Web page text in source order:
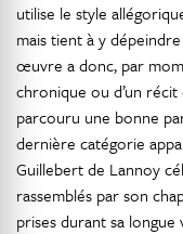
utilise le style
mais tient à y
œuvre a donc, par
chronique ou d’un récit
parcouru une bonne
dernière catégorie
Guillebert de Lannoy
rassemblés par son
prises durant sa longue